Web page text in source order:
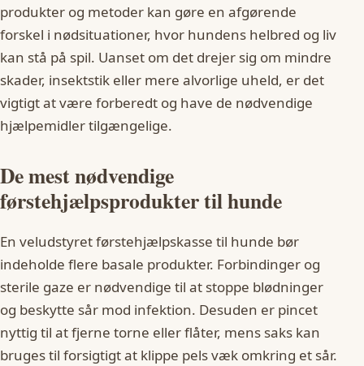
produkter og metoder kan gøre en afgørende
forskel i nødsituationer, hvor hundens helbred og liv
kan stå på spil. Uanset om det drejer sig om mindre
skader, insektstik eller mere alvorlige uheld, er det
vigtigt at være forberedt og have de nødvendige
hjælpemidler tilgængelige.
De mest nødvendige
førstehjælpsprodukter til hunde
En veludstyret førstehjælpskasse til hunde bør
indeholde flere basale produkter. Forbindinger og
sterile gaze er nødvendige til at stoppe blødninger
og beskytte sår mod infektion. Desuden er pincet
nyttig til at fjerne torne eller flåter, mens saks kan
bruges til forsigtigt at klippe pels væk omkring et sår.